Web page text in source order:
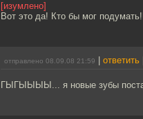
[изумлено]
Вот это да! Кто бы мог
отправлено 08.09.08 21:59 ответить
ГЫГЫЫЫЫ... я новые зубы